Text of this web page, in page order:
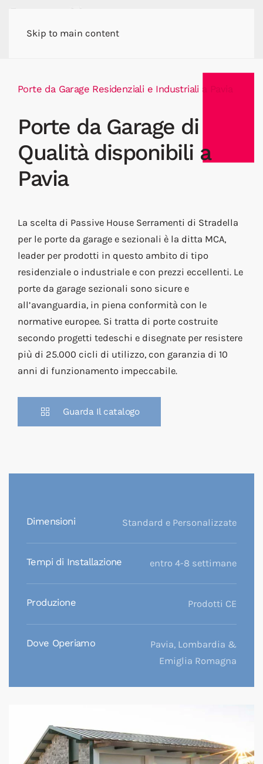
Skip to main content
Porte da Garage Residenziali e Industriali a Pavia
Porte da Garage di
Qualità disponibili a
Pavia
La scelta di Passive House Serramenti di Stradella
per le porte da garage e sezionali è la ditta MCA,
leader per prodotti in questo ambito di tipo
residenziale o industriale e con prezzi eccellenti. Le
porte da garage sezionali sono sicure e
all’avanguardia, in piena conformità con le
normative europee. Si tratta di porte costruite
secondo progetti tedeschi e disegnate per resistere
più di 25.000 cicli di utilizzo, con garanzia di 10
anni di funzionamento impeccabile.
Guarda Il catalogo
Dimensioni Standard e Personalizzate
Tempi di Installazione entro 4-8 settimane
Produzione Prodotti CE
Dove Operiamo
Pavia, Lombardia &
Emiglia Romagna